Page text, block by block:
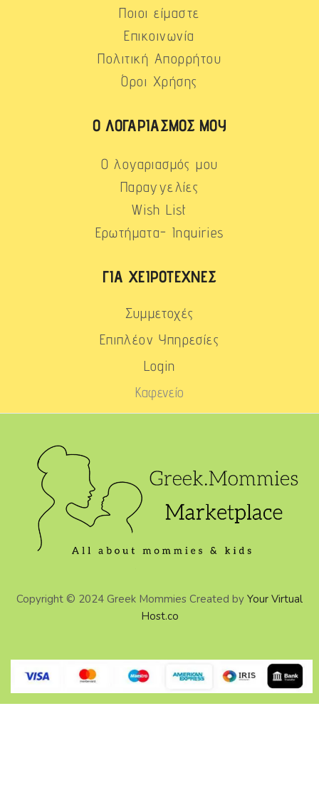
Ποιοι είμαστε
Επικοινωνία
Πολιτική Απορρήτου
Όροι Χρήσης
Ο ΛΟΓΑΡΙΑΣΜΌΣ ΜΟΥ
Ο λογαριασμός μου
Παραγγελίες
Wish List
Ερωτήματα- Inquiries
ΓΙΑ ΧΕΙΡΟΤΈΧΝΕΣ
Συμμετοχές
Επιπλέον Υπηρεσίες
Login
Καφενείο
Copyright © 2024 Greek Mommies Created by Your Virtual
Host.co